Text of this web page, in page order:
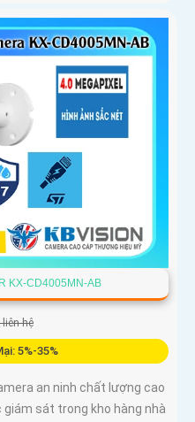
KX-CD4005MN-AB
liên hệ
5%-35%
an ninh chất lượng cao
sát trong kho hàng nhà